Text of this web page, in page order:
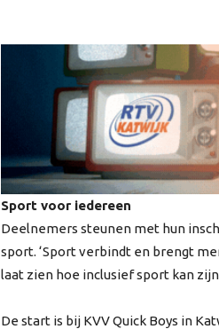
Sport voor iedereen
Deelnemers steunen met hun
sport. ‘Sport verbindt en brengt
laat zien hoe inclusief sport kan
De start is bij KVV Quick Boys in